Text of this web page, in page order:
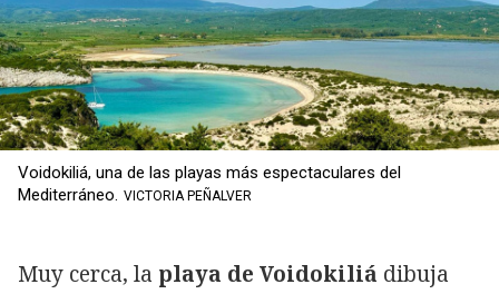
Voidokiliá, una de las playas más espectaculares del
Mediterráneo. VICTORIA PEÑALVER
Muy cerca, la playa de Voidokiliá dibuja